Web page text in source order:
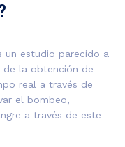
un estudio parecido a
de la obtención de
real a través de
el bombeo,
a través de este